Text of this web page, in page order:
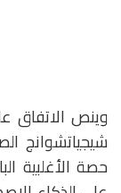
وينص الاتفاق
شيجياتشوانج